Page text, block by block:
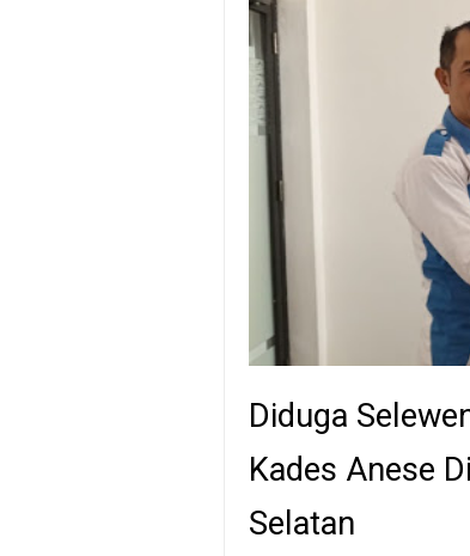
Diduga
Kades Anese
Selatan